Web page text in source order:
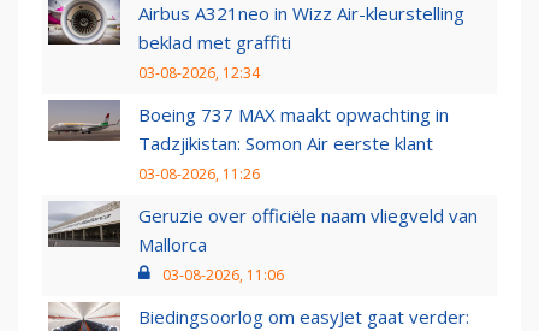
Airbus A321neo in Wizz Air-kleurstelling
beklad met graffiti
03-08-2026, 12:34
Boeing 737 MAX maakt opwachting in
Tadzjikistan: Somon Air eerste klant
03-08-2026, 11:26
Geruzie over officiële naam vliegveld van
Mallorca
03-08-2026, 11:06
Biedingsoorlog om easyJet gaat verder: